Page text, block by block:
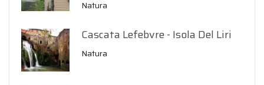
Natura
Cascata Lefebvre - Isola Del Liri
Natura